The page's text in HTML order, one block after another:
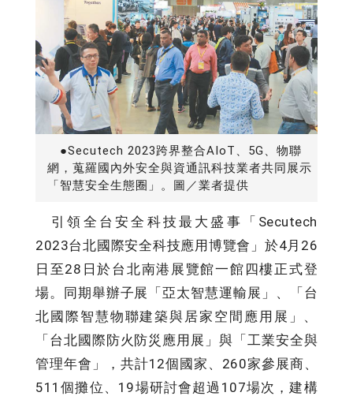
●Secutech 2023跨界整合AIoT、5G、物聯
網，蒐羅國內外安全與資通訊科技業者共同展示
「智慧安全生態圈」。圖／業者提供
引領全台安全科技最大盛事「Secutech
2023台北國際安全科技應用博覽會」於4月26
日至28日於台北南港展覽館一館四樓正式登
場。同期舉辦子展「亞太智慧運輸展」、「台
北國際智慧物聯建築與居家空間應用展」、
「台北國際防火防災應用展」與「工業安全與
管理年會」，共計12個國家、260家參展商、
511個攤位、19場研討會超過107場次，建構